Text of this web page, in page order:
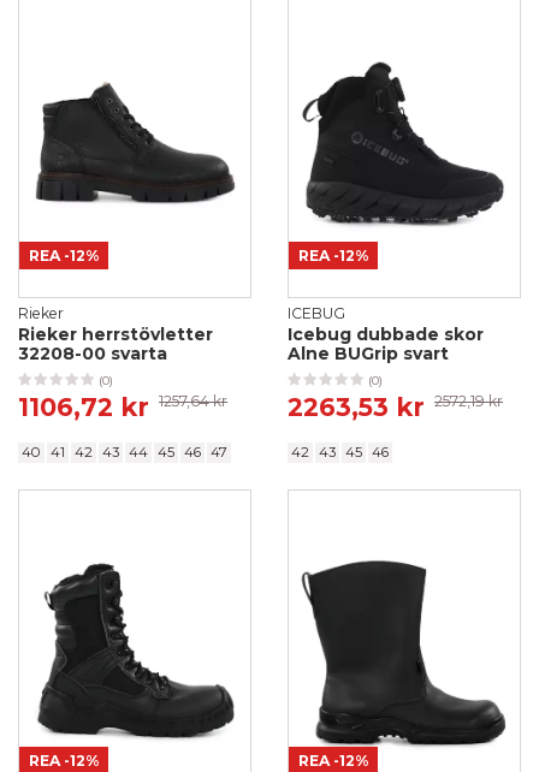
REA -12%
Rieker
Rieker herrstövletter
32208-00 svarta
(0)
1106,72 kr 1257,64 kr
40 41 42 43 44 45 46 47
REA -12%
ICEBUG
Icebug dubbade skor
Alne BUGrip svart
(0)
2263,53 kr 2572,19 kr
42 43 45 46
REA -12% REA -12%